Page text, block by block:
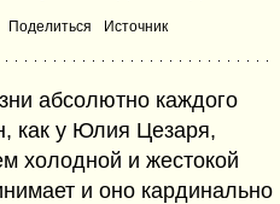
Поделиться Источник
абсолютно каждого
как у Юлия Цезаря,
холодной и жестокой
и оно кардинально